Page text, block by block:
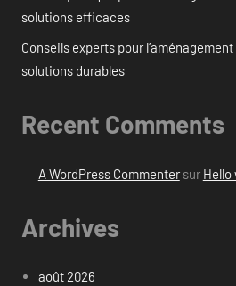
solutions efficaces
Conseils experts pour
solutions durables
Recent Comments
A WordPress Commentersur Hello
Archives
août 2026